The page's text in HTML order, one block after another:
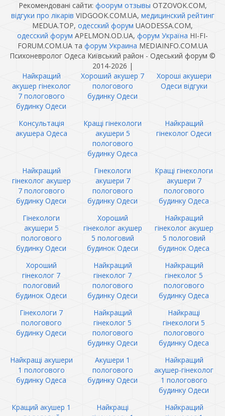
Рекомендовані сайти: фоорум отзывы OTZOVOK.COM,
відгуки про лікарів VIDGOOK.COM.UA, медицинский рейтинг
MEDUA.TOP, одесский форум UAODESSA.COM,
одесский форум APELMON.OD.UA, форум Україна HI-FI-
FORUM.COM.UA та форум Украина MEDIAINFO.COM.UA
Психоневролог Одеса Київський район - Одеський форум ©
2014-2026 |
Найкращий
акушер гінеколог
7 пологового
будинку Одеси
Хороший акушер 7
пологового
будинку Одеси
Хороші акушери
Одеси відгуки
Консультація
акушера Одеса
Кращі гінекологи
акушери 5
пологового
будинку Одеса
Найкращий
гінеколог Одеси
Найкращий
гінеколог акушер
7 пологового
будинку Одеси
Гінекологи
акушери 7
пологового
будинку Одеси
Кращі гінекологи
акушери 7
пологового
будинку Одеса
Гінекологи
акушери 5
пологового
будинку Одеси
Хороший
гінеколог акушер
5 пологовий
будинок Одеси
Найкращий
гінеколог акушер
5 пологовий
будинок Одеса
Хороший
гінеколог 7
пологовий
будинок Одеси
Найкращий
гінеколог 7
пологового
будинку Одеси
Найкращий
гінеколог 5
пологового
будинку Одеса
Гінекологи 7
пологового
будинку Одеси
Найкращий
гінеколог 5
пологового
будинку Одеси
Найкращі
гінекологи 5
пологового
будинку Одеса
Найкращі акушери
1 пологового
будинку Одеса
Акушери 1
пологового
будинку Одеси
Найкращий
акушер-гінеколог
1 пологового
будинку Одеси
Кращий акушер 1
Найкращі
Найкращий